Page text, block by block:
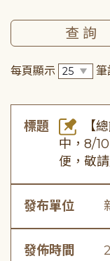
每頁顯示 筆
標題
【
中，8/
便，敬
發布單位
發佈時間